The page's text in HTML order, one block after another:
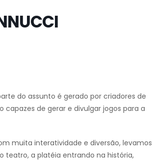
do assunto é gerado por criadores de
capazes de gerar e divulgar jogos para a
muita interatividade e diversão, levamos
teatro, a platéia entrando na história,